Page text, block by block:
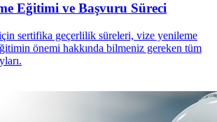
Eğitimi ve Başvuru Süreci
sertifika geçerlilik süreleri, vize yenileme
önemi hakkında bilmeniz gereken tüm